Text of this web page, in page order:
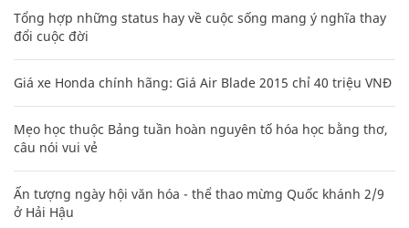
Tổng hợp những status hay về cuộc sống mang ý nghĩa thay
đổi cuộc đời
Giá xe Honda chính hãng: Giá Air Blade 2015 chỉ 40 triệu VNĐ
Mẹo học thuộc Bảng tuần hoàn nguyên tố hóa học bằng thơ,
câu nói vui vẻ
Ấn tượng ngày hội văn hóa - thể thao mừng Quốc khánh 2/9
ở Hải Hậu